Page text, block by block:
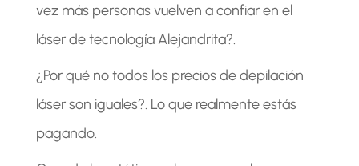
vez más personas vuelven a confiar en el
láser de tecnología Alejandrita?.
¿Por qué no todos los precios de depilación
láser son iguales?. Lo que realmente estás
pagando.